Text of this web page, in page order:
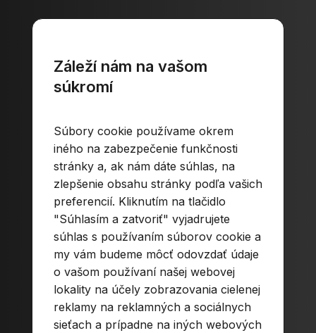
Záleží nám na vašom
súkromí
Súbory cookie používame okrem
iného na zabezpečenie funkčnosti
stránky a, ak nám dáte súhlas, na
zlepšenie obsahu stránky podľa vašich
preferencií. Kliknutím na tlačidlo
"Súhlasím a zatvoriť" vyjadrujete
súhlas s používaním súborov cookie a
my vám budeme môcť odovzdať údaje
o vašom používaní našej webovej
lokality na účely zobrazovania cielenej
reklamy na reklamných a sociálnych
sieťach a prípadne na iných webových